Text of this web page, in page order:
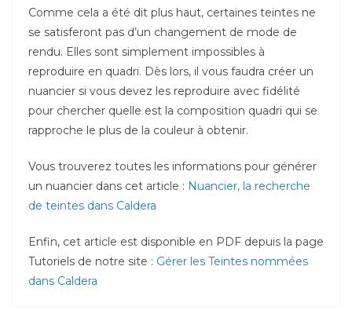
Comme cela a été dit plus haut, certaines teintes ne
se satisferont pas d’un changement de mode de
rendu. Elles sont simplement impossibles à
reproduire en quadri. Dès lors, il vous faudra créer un
nuancier si vous devez les reproduire avec fidélité
pour chercher quelle est la composition quadri qui se
rapproche le plus de la couleur à obtenir.
Vous trouverez toutes les informations pour générer
un nuancier dans cet article : Nuancier, la recherche
de teintes dans Caldera
Enfin, cet article est disponible en PDF depuis la page
Tutoriels de notre site : Gérer les Teintes nommées
dans Caldera